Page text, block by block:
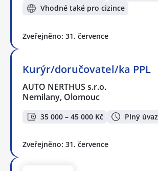
Vhodné také pro cizince
Zveřejněno: 31. července
Kurýr/doručovatel/ka PPL
AUTO NERTHUS s.r.o.
Nemilany, Olomouc
35 000 – 45 000 Kč Plný
Zveřejněno: 31. července